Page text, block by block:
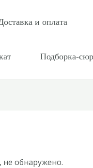
и оплата
Подборка-
обнаружено.